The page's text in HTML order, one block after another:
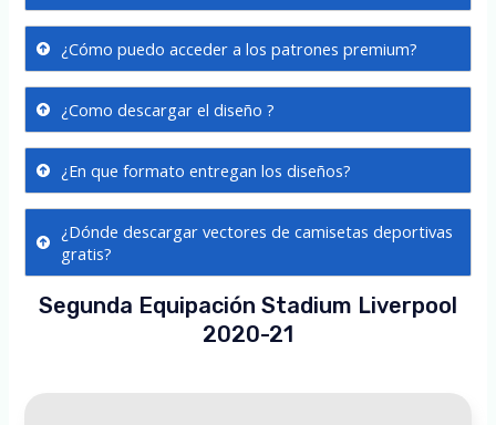
¿Cómo puedo acceder a los patrones premium?
¿Como descargar el diseño ?
¿En que formato entregan los diseños?
¿Dónde descargar vectores de camisetas deportivas
gratis?
Segunda Equipación Stadium Liverpool
2020-21